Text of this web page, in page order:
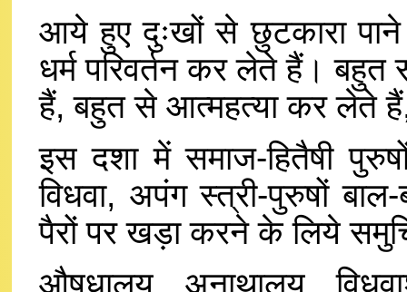
आये हुए दुःखों से छुटकारा
धर्म परिवर्तन कर लेते हैं। बहुत
हैं, बहुत से आत्महत्या कर लेते
इस दशा में समाज-हितैषी
विधवा, अपंग स्त्री-पुरुषों
पैरों पर खड़ा करने के लिये
औषधालय, अनाथालय,